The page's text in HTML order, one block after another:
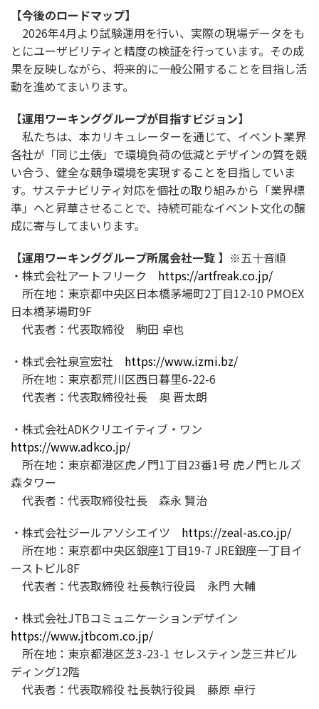
【今後のロードマップ】
2026年4月より試験運用を行い、実際の現場データをも
とにユーザビリティと精度の検証を行っています。その成
果を反映しながら、将来的に一般公開することを目指し活
動を進めてまいります。
【運用ワーキンググループが目指すビジョン】
私たちは、本カリキュレーターを通じて、イベント業界
各社が「同じ土俵」で環境負荷の低減とデザインの質を競
い合う、健全な競争環境を実現することを目指していま
す。サステナビリティ対応を個社の取り組みから「業界標
準」へと昇華させることで、持続可能なイベント文化の醸
成に寄与してまいります。
【運用ワーキンググループ所属会社一覧 】 ※五十音順
・株式会社アートフリーク https://artfreak.co.jp/
所在地：東京都中央区日本橋茅場町2丁目12-10 PMOEX
日本橋茅場町9F
代表者：代表取締役 駒田 卓也
・株式会社泉宣宏社 https://www.izmi.bz/
所在地：東京都荒川区西日暮里6-22-6
代表者：代表取締役社長 奥 晋太朗
・株式会社ADKクリエイティブ・ワン
https://www.adkco.jp/
所在地：東京都港区虎ノ門1丁目23番1号 虎ノ門ヒルズ
森タワー
代表者：代表取締役社長 森永 賢治
・株式会社ジールアソシエイツ https://zeal-as.co.jp/
所在地：東京都中央区銀座1丁目19-7 JRE銀座一丁目イ
ーストビル8F
代表者：代表取締役 社長執行役員 永門 大輔
・株式会社JTBコミュニケーションデザイン
https://www.jtbcom.co.jp/
所在地：東京都港区芝3-23-1 セレスティン芝三井ビル
ディング12階
代表者：代表取締役 社長執行役員 藤原 卓行